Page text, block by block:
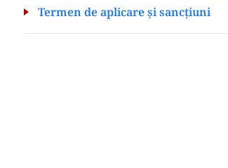
Termen de aplicare și sancțiuni